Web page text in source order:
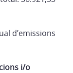
d’emissions
i/o